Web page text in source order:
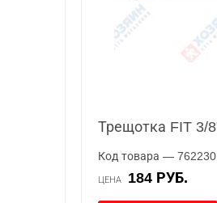
Трещотка FIT 3/
Код товара — 762230
ЦЕНА 184 РУБ.